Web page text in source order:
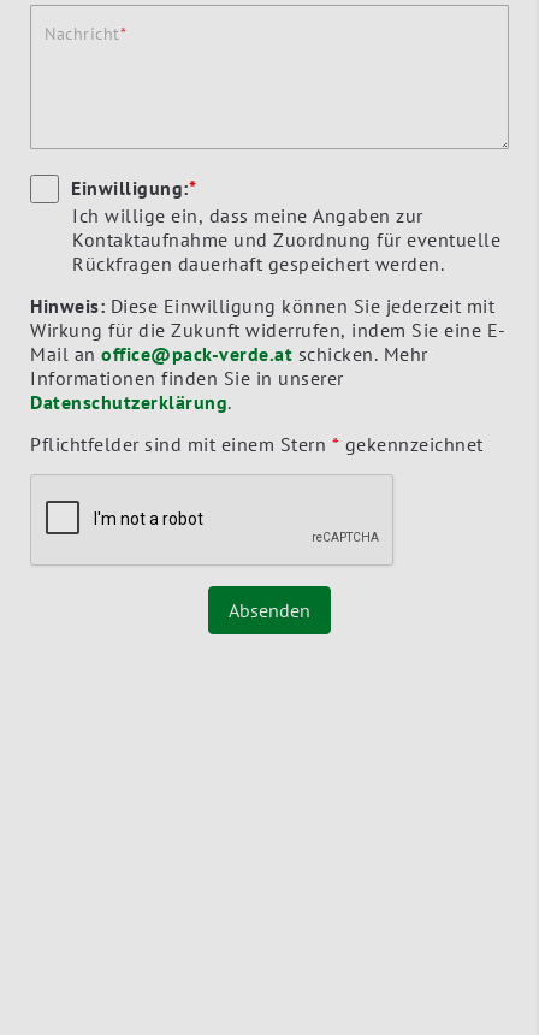
Nachricht
Einwilligung:*
Ich willige ein, dass meine Angaben zur
Kontaktaufnahme und Zuordnung für eventuelle
Rückfragen dauerhaft gespeichert werden.
Hinweis: Diese Einwilligung können Sie jederzeit mit
Wirkung für die Zukunft widerrufen, indem Sie eine E-
Mail an office@pack-verde.at
Informationen finden Sie in unserer
Datenschutzerklärung.
Pflichtfelder sind mit einem Stern * gekennzeichnet
Absenden